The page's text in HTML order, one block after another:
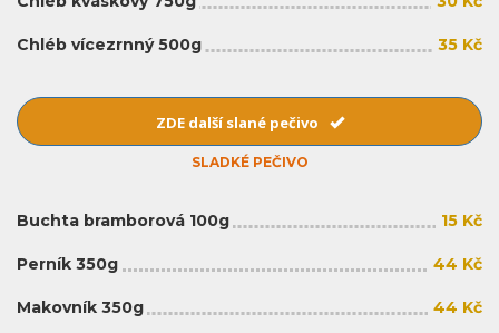
Chléb vícezrnný 500g 35 Kč
ZDE další slané pečivo
SLADKÉ PEČIVO
Buchta bramborová 100g 15 Kč
Perník 350g 44 Kč
Makovník 350g 44 Kč